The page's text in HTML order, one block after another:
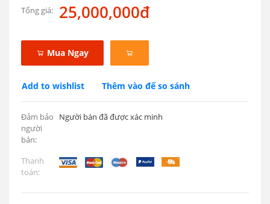
Tổng giá: 25,000,000đ
Mua Ngay
Add to wishlist Thêm vào để so sánh
Đảm bảo
người
bán:
Người bán đã được xác minh
Thanh
toán: